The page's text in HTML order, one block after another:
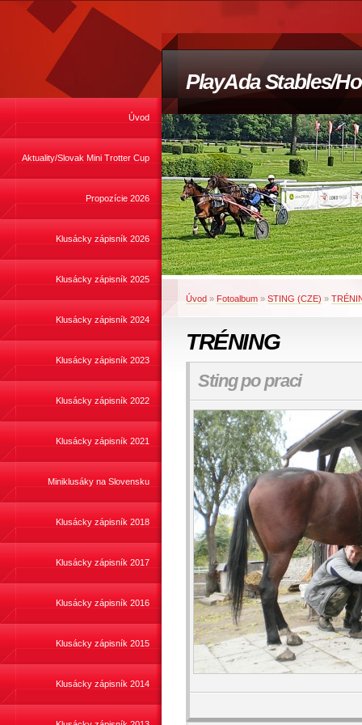
PlayAda Stables/
Úvod
Aktuality/Slovak Mini Trotter Cup
Propozície 2026
Klusácky zápisník 2026
Klusácky zápisník 2025
Klusácky zápisník 2024
Klusácky zápisník 2023
Klusácky zápisník 2022
Klusácky zápisník 2021
Miniklusáky na Slovensku
Klusácky zápisník 2018
Klusácky zápisník 2017
Klusácky zápisník 2016
Klusácky zápisník 2015
Klusácky zápisník 2014
Úvod » Fotoalbum » STING (CZE) »
TRÉNING
Sting po praci